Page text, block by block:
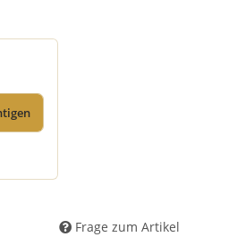
Frage zum Artikel